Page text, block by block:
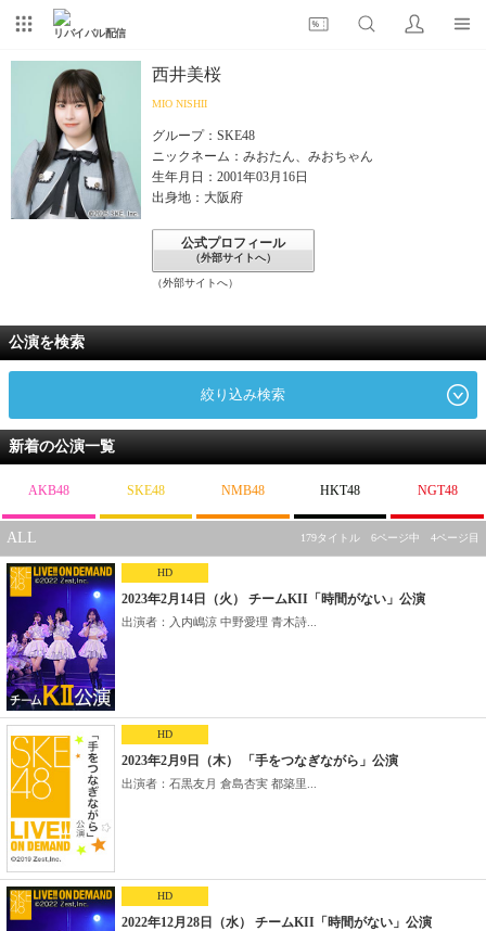
リバイバル配信
西井美桜
MIO NISHII
グループ：SKE48
ニックネーム：みおたん、みおちゃん
生年月日：2001年03月16日
出身地：大阪府
公式プロフィール
（外部サイトへ）
（外部サイトへ）
公演を検索
絞り込み検索
新着の公演一覧
AKB48 SKE48 NMB48 HKT48 NGT48
ALL 179タイトル 6ページ中 4ページ目
HD
2023年2月14日（火） チームKII「時間がない」公演
出演者：入内嶋涼 中野愛理 青木詩...
HD
2023年2月9日（木） 「手をつなぎながら」公演
出演者：石黒友月 倉島杏実 都築里...
HD
2022年12月28日（水） チームKII「時間がない」公演